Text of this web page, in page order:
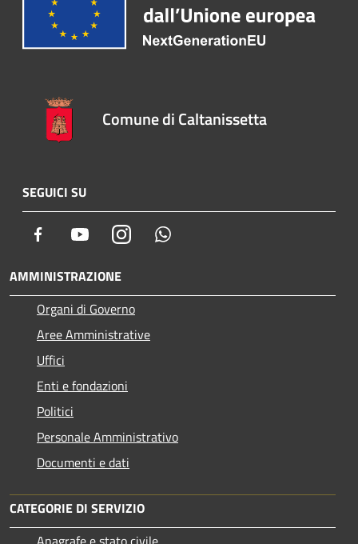
Comune di Caltanissetta
SEGUICI SU
Facebook YoutubeInstagram
AMMINISTRAZIONE
Organi di Governo
Aree Amministrative
Uffici
Enti e fondazioni
Politici
Personale Amministrativo
Documenti e dati
CATEGORIE DI SERVIZIO